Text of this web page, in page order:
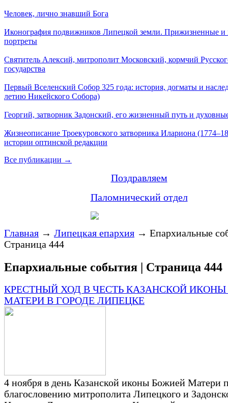
Человек, лично знавший Бога
Иконография подвижников Липецкой земли. Прижизненные и
портреты
Святитель Алексий, митрополит Московский, кормчий
государства
Первый Вселенский Собор 325 года: история, догматы и
летию Никейского Собора)
Георгий, затворник Задонский, его жизненный путь и
Жизнеописание Троекуровского затворника Илариона
истории оптинской редакции
Все публикации →
Поздравляем
Паломнический отдел
Главная → Липецкая епархия → Епархиальные
Страница 444
Епархиальные события | Страница 444
КРЕСТНЫЙ ХОД В ЧЕСТЬ КАЗАНСКОЙ
МАТЕРИ В ГОРОДЕ ЛИПЕЦКЕ
4 ноября в день Казанской иконы Божией Матери
благословению митрополита Липецкого и